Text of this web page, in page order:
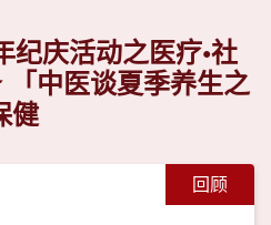
纪庆活动之医疗•社
中医谈夏季养生之
健
回顾